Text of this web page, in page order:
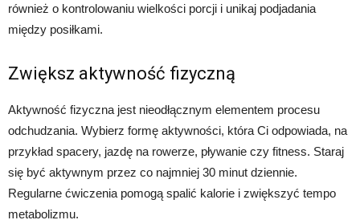
również o kontrolowaniu wielkości porcji i unikaj podjadania
między posiłkami.
Zwiększ aktywność fizyczną
Aktywność fizyczna jest nieodłącznym elementem procesu
odchudzania. Wybierz formę aktywności, która Ci odpowiada, na
przykład spacery, jazdę na rowerze, pływanie czy fitness. Staraj
się być aktywnym przez co najmniej 30 minut dziennie.
Regularne ćwiczenia pomogą spalić kalorie i zwiększyć tempo
metabolizmu.